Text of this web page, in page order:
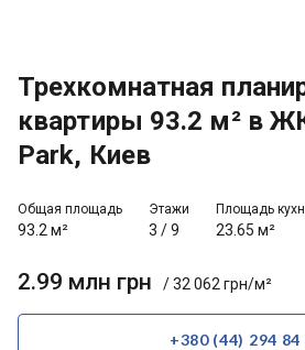
Трехкомнатная
квартиры 93.2 м² в
Park, Киев
Общая площадь
93.2 м²
Этажи
3 /9
Площадь
23.65 м²
2.99 млн грн / 32 062 грн/м²
+380 (44) 294 84